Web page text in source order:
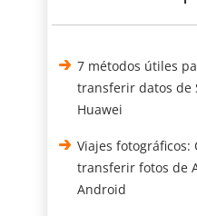
7 métodos útiles
transferir datos de
Huawei
Viajes fotográficos:
transferir fotos de
Android